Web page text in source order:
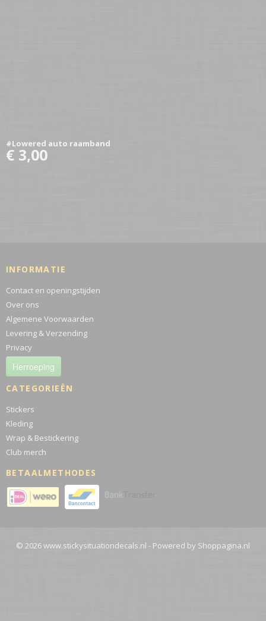
#Lowered auto raamband
€ 3,00
INFORMATIE
Contact en openingstijden
Over ons
Algemene Voorwaarden
Levering & Verzending
Privacy
Herroeping
CATEGORIEËN
Stickers
Kleding
Wrap & Bestickering
Club merch
BETAALMETHODES
© 2026 www.stickysituationdecals.nl - Powered by Shoppagina.nl